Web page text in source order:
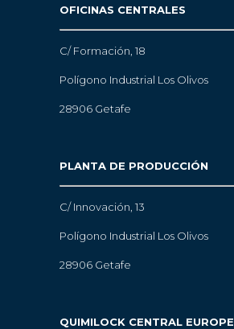
OFICINAS CENTRALES
C/ Formación, 18
Polígono Industrial Los Olivos
28906 Getafe
PLANTA DE PRODUCCIÓN
C/ Innovación, 13
Polígono Industrial Los Olivos
28906 Getafe
QUIMILOCK CENTRAL EUROPE